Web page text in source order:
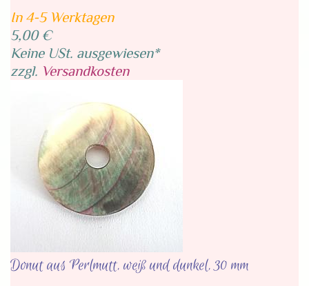
In 4-5 Werktagen
5,00 €
Keine USt. ausgewiesen*
zzgl. Versandkosten
Donut aus Perlmutt, weiß und dunkel, 30 mm